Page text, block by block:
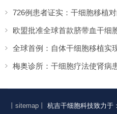
丨sitemap丨 杭吉干细胞科技致力于